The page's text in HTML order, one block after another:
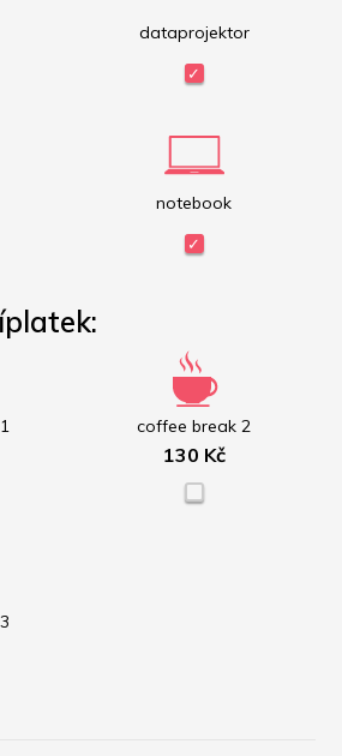
dataprojektor
notebook
coffee break 2
130 Kč